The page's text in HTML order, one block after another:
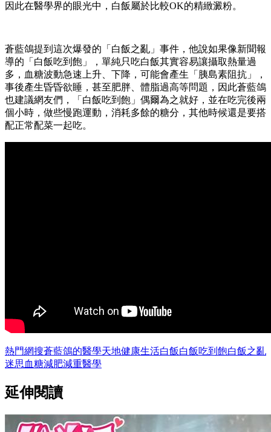
因此在醫學界的眼光中，白飯屬於比較OK的精緻澱粉。
蒼藍鴿提到這次爆發的「白飯之亂」事件，他說如果像新聞報
導的「白飯吃到飽」，單純只吃白飯其實容易讓攝取熱量過
多，血糖波動急速上升、下降，可能會產生「胰島素阻抗」，
事後產生昏昏欲睡，甚至肥胖、體脂過高等問題，因此蒼藍鴿
也建議網友們，「白飯吃到飽」偶爾為之就好，並在吃完後兩
個小時，做些慢跑運動，消耗多餘的糖分，其他時候還是要搭
配正常配菜一起吃。
熱門網搜蒼藍鴿的醫學天地健康生活白飯白飯吃到飽白飯之亂
迷思血糖減肥減重醫學
延伸閱讀